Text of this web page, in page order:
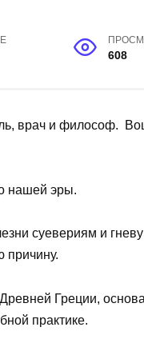
608
врач и философ.
нашей эры.
суевериям и
причину.
Греции,
практике.